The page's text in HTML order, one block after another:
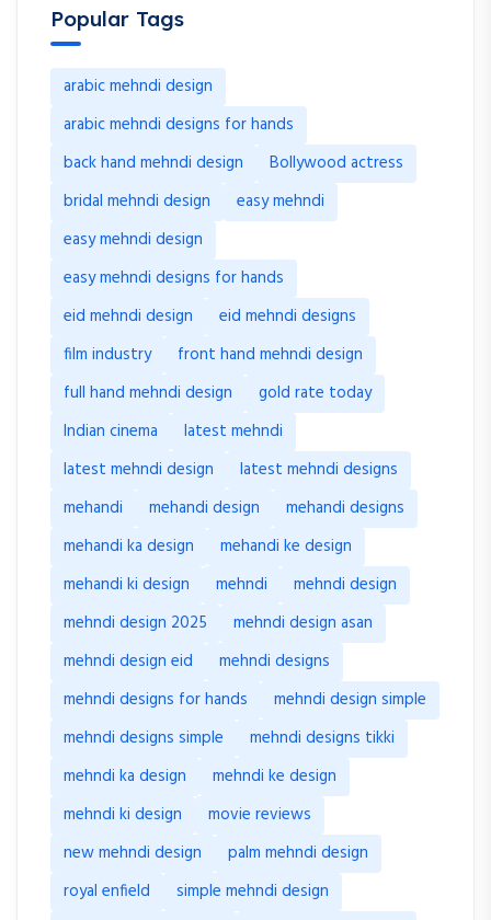
Popular Tags
arabic mehndi design
arabic mehndi designs for hands
back hand mehndi design
Bollywood actress
bridal mehndi design
easy mehndi
easy mehndi design
easy mehndi designs for hands
eid mehndi design
eid mehndi designs
film industry
front hand mehndi design
full hand mehndi design
gold rate today
Indian cinema
latest mehndi
latest mehndi design
latest mehndi designs
mehandi
mehandi design
mehandi designs
mehandi ka design
mehandi ke design
mehandi ki design
mehndi
mehndi design
mehndi design 2025
mehndi design asan
mehndi design eid
mehndi designs
mehndi designs for hands
mehndi design simple
mehndi designs simple
mehndi designs tikki
mehndi ka design
mehndi ke design
mehndi ki design
movie reviews
new mehndi design
palm mehndi design
royal enfield
simple mehndi design